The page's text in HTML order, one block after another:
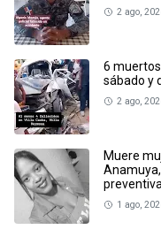
2 ago,
6
sábado y
2 ago,
Muere
preventiva
1 ago,